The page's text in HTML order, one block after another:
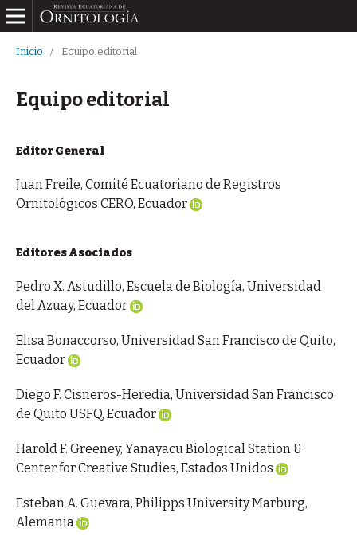
Inicio / Equipo editorial
Equipo editorial
Editor General
Juan Freile, Comité Ecuatoriano de Registros
Ornitológicos CERO, Ecuador
Editores Asociados
Pedro X. Astudillo, Escuela de Biología, Universidad
del Azuay, Ecuador
Elisa Bonaccorso, Universidad San Francisco de Quito,
Ecuador
Diego F. Cisneros-Heredia, Universidad San Francisco
de Quito USFQ, Ecuador
Harold F. Greeney, Yanayacu Biological Station &
Center for Creative Studies, Estados Unidos
Esteban A. Guevara, Philipps University Marburg,
Alemania